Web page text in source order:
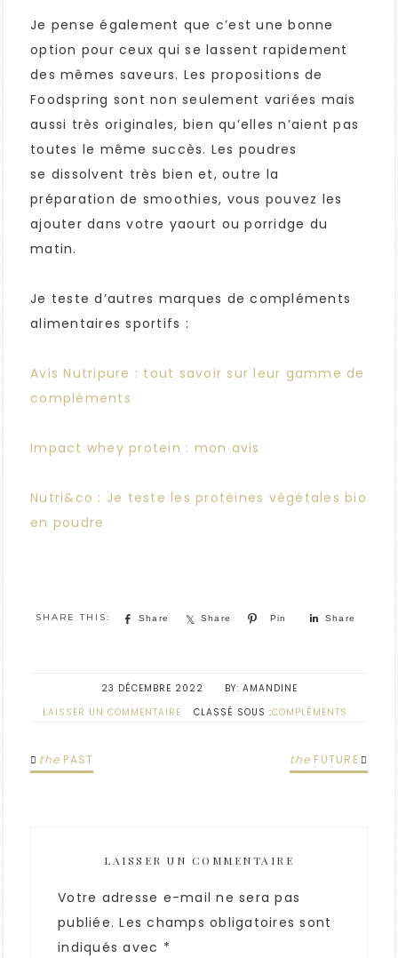
Je pense également que c’est une bonne
option pour ceux qui se lassent rapidement
des mêmes saveurs. Les propositions de
Foodspring sont non seulement variées mais
aussi très originales, bien qu’elles n’aient pas
toutes le même succès. Les poudres
se dissolvent très bien et, outre la
préparation de smoothies, vous pouvez les
ajouter dans votre yaourt ou porridge du
matin.
Je teste d’autres marques de compléments
alimentaires sportifs :
Avis Nutripure : tout savoir sur leur gamme de
compléments
Impact whey protein : mon avis
Nutri&co : Je teste les protéines végétales bio
en poudre
Share Share Pin Share
23 DÉCEMBRE 2022
AMANDINE
LAISSER UN COMMENTAIRE
CLASSÉ SOUS :COMPLÉMENTS
the PAST the FUTURE
LAISSER UN COMMENTAIRE
Votre adresse e-mail ne sera pas
publiée. Les champs obligatoires sont
indiqués avec *